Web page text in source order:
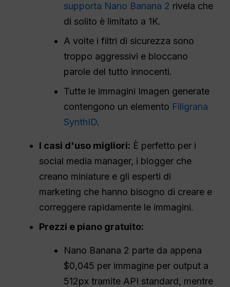
supporta Nano Banana 2 rivela che
di solito è limitato a 1K.
A volte i filtri di sicurezza sono
troppo aggressivi e bloccano
parole del tutto innocenti.
Tutte le immagini Imagen generate
contengono un elemento Filigrana
SynthID.
I casi d'uso migliori: È perfetto per i
social media manager, i blogger che
creano miniature e gli esperti di
marketing che hanno bisogno di creare e
correggere rapidamente le immagini.
Prezzi e piano gratuito:
Nano Banana 2 parte da appena
$0,045 per immagine per output a
512px tramite API standard, mentre